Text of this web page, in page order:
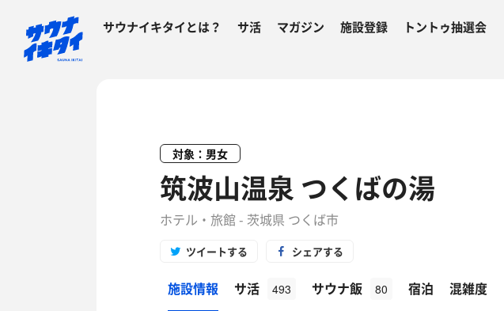
サウナイキタイとは？ サ活 マガジン 施設登録 トントゥ抽選会
対象：男女
筑波山温泉 つくばの湯
ホテル・旅館 - 茨城県 つくば市
ツイートする シェアする
施設情報 サ活 493 サウナ飯 80 宿泊 混雑度